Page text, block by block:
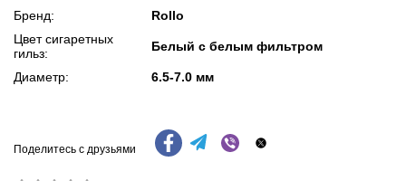
Бренд:
Rollo
Цвет сигаретных
гильз:
Белый с белым фильтром
Диаметр: 6.5-7.0 мм
Поделитесь с друзьями